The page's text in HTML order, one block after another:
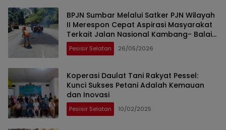
BPJN Sumbar Melalui Satker PJN Wilayah
II Merespon Cepat Aspirasi Masyarakat
Terkait Jalan Nasional Kambang- Balai
Selasa- Indrapura
Pesisir Selatan 26/05/2026
Koperasi Daulat Tani Rakyat Pessel:
Kunci Sukses Petani Adalah Kemauan
dan Inovasi
Pesisir Selatan 10/02/2025